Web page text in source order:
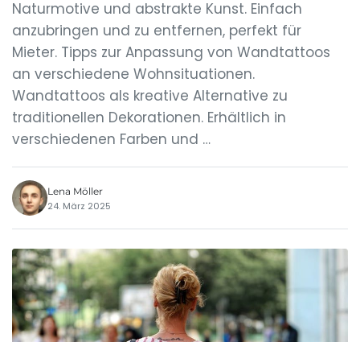
Naturmotive und abstrakte Kunst. Einfach
anzubringen und zu entfernen, perfekt für
Mieter. Tipps zur Anpassung von Wandtattoos
an verschiedene Wohnsituationen.
Wandtattoos als kreative Alternative zu
traditionellen Dekorationen. Erhältlich in
verschiedenen Farben und …
Lena Möller
24. März 2025